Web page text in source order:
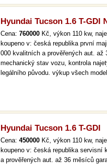
Hyundai Tucson 1.6 T-GDI
Cena: 760000 Kč, výkon 110 kw,
koupeno v: česká republika první
000 kvalitních a prověřených aut. až
mechanický stav vozu, kontrola
legálního původu. výkup všech
prověřených aut. až 36 měsíců
Hyundai Tucson 1.6 T-GDI
Cena: 450000 Kč, výkon 110 kw,
koupeno v: česká republika
a prověřených aut. až 36 měsíců